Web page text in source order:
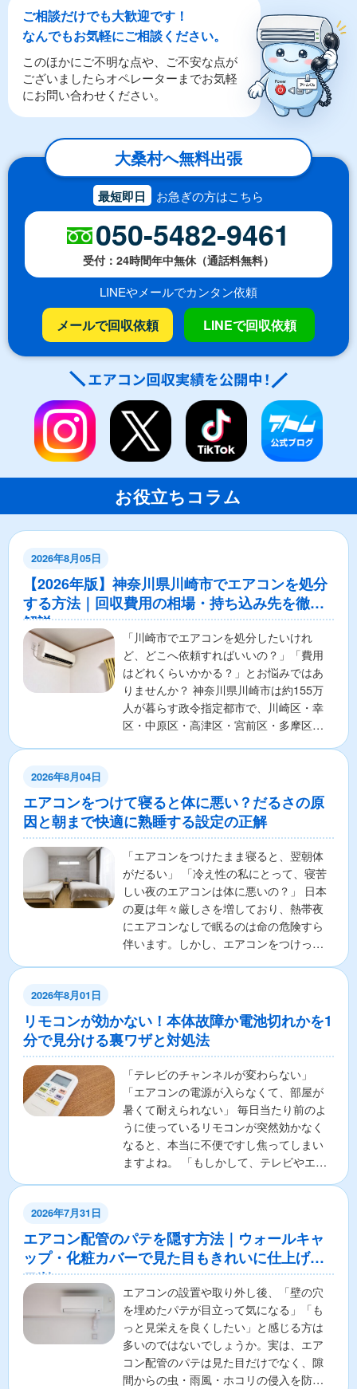
ご相談だけでも大歓迎です！
なんでもお気軽にご相談ください。
このほかにご不明な点や、ご不安な点が
ございましたらオペレーターまでお気軽
にお問い合わせください。
大桑村へ無料出張
最短即日 お急ぎの方はこちら
050-5482-9461
受付：24時間年中無休（通話料無料）
LINEやメールでカンタン依頼
メールで回収依頼 LINEで回収依頼
お役立ちコラム
2026年8月05日
【2026年版】神奈川県川崎市でエアコンを処分
する方法｜回収費用の相場・持ち込み先を徹底
解説
「川崎市でエアコンを処分したいけれ
ど、どこへ依頼すればいいの？」「費用
はどれくらいかかる？」とお悩みではあ
りませんか？ 神奈川県川崎市は約155万
人が暮らす政令指定都市で、川崎区・幸
区・中原区・高津区・宮前区・多摩区・
2026年8月04日
エアコンをつけて寝ると体に悪い？だるさの原
因と朝まで快適に熟睡する設定の正解
「エアコンをつけたまま寝ると、翌朝体
がだるい」 「冷え性の私にとって、寝苦
しい夜のエアコンは体に悪いの？」 日本
の夏は年々厳しさを増しており、熱帯夜
にエアコンなしで眠るのは命の危険すら
伴います。しかし、エアコンをつけっぱ
2026年8月01日
リモコンが効かない！本体故障か電池切れかを1
分で見分ける裏ワザと対処法
「テレビのチャンネルが変わらない」
「エアコンの電源が入らなくて、部屋が
暑くて耐えられない」 毎日当たり前のよ
うに使っているリモコンが突然効かなく
なると、本当に不便ですし焦ってしまい
ますよね。 「もしかして、テレビやエア
2026年7月31日
エアコン配管のパテを隠す方法｜ウォールキャ
ップ・化粧カバーで見た目もきれいに仕上げる
コツ
エアコンの設置や取り外し後、「壁の穴
を埋めたパテが目立って気になる」「も
っと見栄えを良くしたい」と感じる方は
多いのではないでしょうか。実は、エア
コン配管のパテは見た目だけでなく、隙
間からの虫・雨風・ホコリの侵入を防ぐ